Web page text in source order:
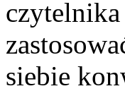
siebie